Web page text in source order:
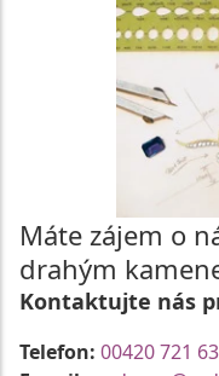
Máte zájem o
drahým
Kontaktujte nás
Telefon: 00420 721